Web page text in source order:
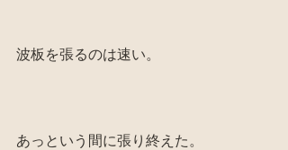
波板を張るのは速い。
あっという間に張り終えた。